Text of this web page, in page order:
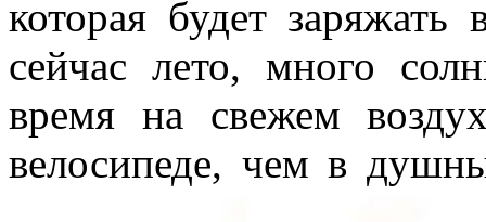
которая будет
сейчас лето, много
время на свежем
велосипеде, чем в